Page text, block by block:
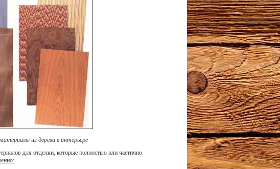
из дерева в интерьере
для отделки, которые полностью или частично